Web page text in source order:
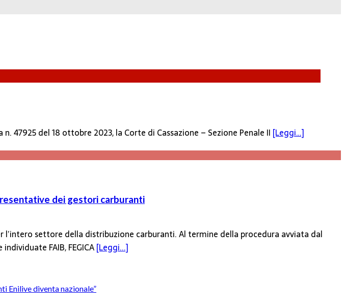
47925 del 18 ottobre 2023, la Corte di Cassazione – Sezione Penale II [Leggi…]
dei gestori carburanti
settore della distribuzione carburanti. Al termine della procedura avviata dal
FAIB, FEGICA[Leggi...]
Enilive diventa nazionale”